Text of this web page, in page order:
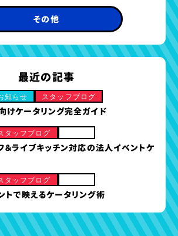
その他
最近の記事
知らせ スタッフブログ
けケータリング完全ガイド
タッフブログ
＆ライブキッチン対応の法人イベントケ
タッフブログ
トで映えるケータリング術